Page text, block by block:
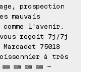
prospection
mauvais
l'avenir.
reçoit 7j/7j
75018
à très
⊠⊠ ⊠⊠ ⊠⊠ -